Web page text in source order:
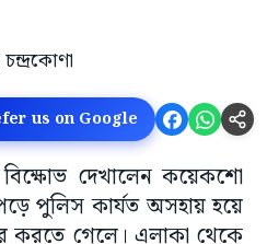
us on Google
বিক্ষোভ দেখালেন কয়েকশো
পুলিস কার্যত অসহায় হয়ে
করতে গেলে। এলাকা থেকে